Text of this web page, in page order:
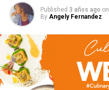
Published 3 años ago on
By Angely Fernandez